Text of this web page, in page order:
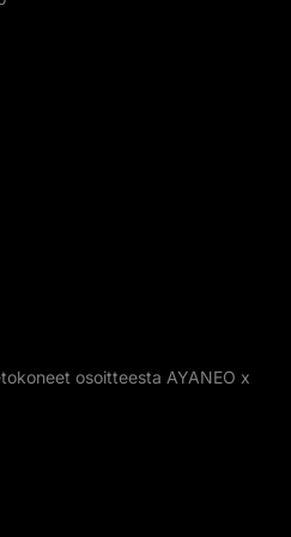
osoitteesta AYANEO x